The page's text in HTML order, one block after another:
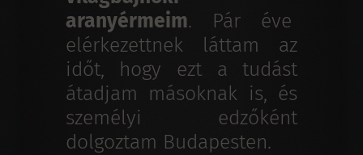
aranyérmeim. Pár éve
elérkezettnek láttam az
időt, hogy ezt a tudást
átadjam másoknak is, és
személyi edzőként
dolgoztam Budapesten.